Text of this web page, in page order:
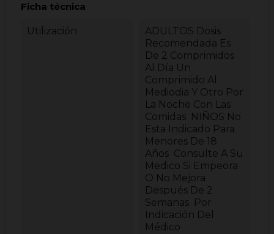
Ficha técnica
Utilización
ADULTOS Dosis
Recomendada Es
De 2 Comprimidos
Al Día Un
Comprimido Al
Mediodia Y Otro Por
La Noche Con Las
Comidas NIÑOS No
Esta Indicado Para
Menores De 18
Años Consulte A Su
Medico Si Empeora
O No Mejora
Después De 2
Semanas Por
Indicación Del
Médico